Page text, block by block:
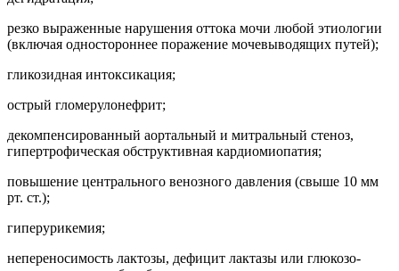
резко выраженные нарушения оттока мочи любой этиологии
(включая одностороннее поражение мочевыводящих путей);
гликозидная интоксикация;
острый гломерулонефрит;
декомпенсированный аортальный и митральный стеноз,
гипертрофическая обструктивная кардиомиопатия;
повышение центрального венозного давления (свыше 10 мм
рт. ст.);
гиперурикемия;
непереносимость лактозы, дефицит лактазы или глюкозо-